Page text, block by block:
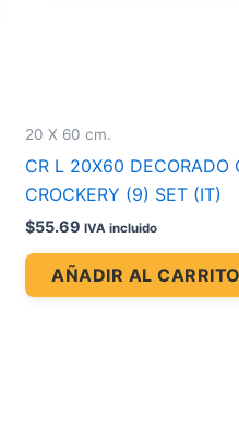
20 X 60 cm.
CR L 20X60 DECORADO
CROCKERY (9) SET (IT)
$55.69 IVA incluido
AÑADIR AL CARRITO